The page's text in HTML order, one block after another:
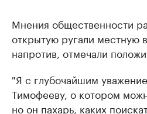
Мнения общественности
открытую ругали местную
напротив, отмечали
"Я с глубочайшим
Тимофееву, о котором
но он пахарь, каких